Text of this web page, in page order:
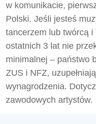
w komunikacie,
Polski. Jeśli jesteś
tancerzem lub twórcą
ostatnich 3 lat nie
minimalnej – państwo
ZUS i NFZ,
wynagrodzenia.
zawodowych artystów.